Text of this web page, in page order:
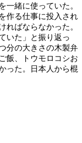
一緒に使っていた。
作る仕事に投入され
ればならなかった。
いた」と振り返っ
分の大きさの木製弁
飯、トウモロコシお
った。日本人から棍